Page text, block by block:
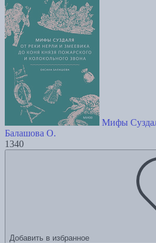
Мифы
Балашова О.
1340
Добавить в избранное